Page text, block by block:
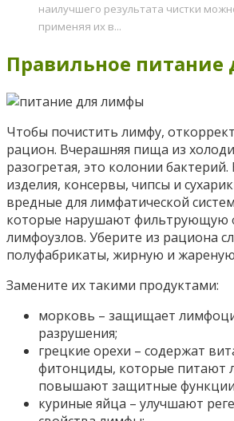
наилучшего результата чистки
применяя их в...
Правильное
Чтобы почистить лимфу,
рацион. Вчерашняя пища из
разогретая, это колонии бактерий.
изделия, консервы, чипсы и
вредные для лимфатической
которые нарушают фильтрующую
лимфоузлов. Уберите из рациона
полуфабрикаты, жирную и
Замените их такими продуктами:
морковь – защищает
разрушения;
грецкие орехи – содержат
фитонциды, которые питают
повышают защитные
куриные яйца – улучшают